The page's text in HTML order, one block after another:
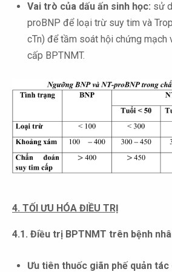
Vai trò của dấu ấn sinh học: sử
proBNP để loại trừ suy tim và
cTn) để tầm soát hội chứng mạch
cấp BPTNMT.
4. TỐI ƯU HÓA ĐIỀU TRỊ
4.1. Điều trị BPTNMT trên bệnh
Ưu tiên thuốc giãn phế quản